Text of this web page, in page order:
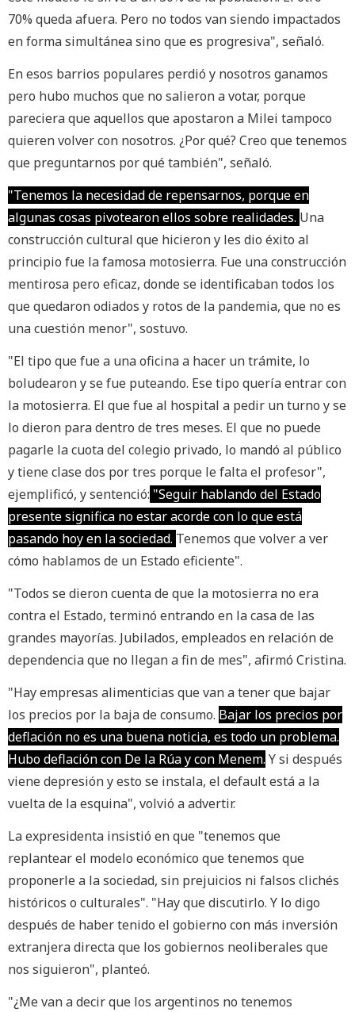
70% queda afuera. Pero no todos van siendo impactados
en forma simultánea sino que es progresiva", señaló.
En esos barrios populares perdió y nosotros ganamos
pero hubo muchos que no salieron a votar, porque
pareciera que aquellos que apostaron a Milei tampoco
quieren volver con nosotros. ¿Por qué? Creo que tenemos
que preguntarnos por qué también", señaló.
"Tenemos la necesidad de repensarnos, porque en
algunas cosas pivotearon ellos sobre realidades. Una
construcción cultural que hicieron y les dio éxito al
principio fue la famosa motosierra. Fue una construcción
mentirosa pero eficaz, donde se identificaban todos los
que quedaron odiados y rotos de la pandemia, que no es
una cuestión menor", sostuvo.
"El tipo que fue a una oficina a hacer un trámite, lo
boludearon y se fue puteando. Ese tipo quería entrar con
la motosierra. El que fue al hospital a pedir un turno y se
lo dieron para dentro de tres meses. El que no puede
pagarle la cuota del colegio privado, lo mandó al público
y tiene clase dos por tres porque le falta el profesor",
ejemplificó, y sentenció: "Seguir hablando del Estado
presente significa no estar acorde con lo que está
pasando hoy en la sociedad. Tenemos que volver a ver
cómo hablamos de un Estado eficiente".
"Todos se dieron cuenta de que la motosierra no era
contra el Estado, terminó entrando en la casa de las
grandes mayorías. Jubilados, empleados en relación de
dependencia que no llegan a fin de mes", afirmó Cristina.
"Hay empresas alimenticias que van a tener que bajar
los precios por la baja de consumo. Bajar los precios por
deflación no es una buena noticia, es todo un problema.
Hubo deflación con De la Rúa y con Menem. Y si después
viene depresión y esto se instala, el default está a la
vuelta de la esquina", volvió a advertir.
La expresidenta insistió en que "tenemos que
replantear el modelo económico que tenemos que
proponerle a la sociedad, sin prejuicios ni falsos clichés
históricos o culturales". "Hay que discutirlo. Y lo digo
después de haber tenido el gobierno con más inversión
extranjera directa que los gobiernos neoliberales que
nos siguieron", planteó.
"¿Me van a decir que los argentinos no tenemos